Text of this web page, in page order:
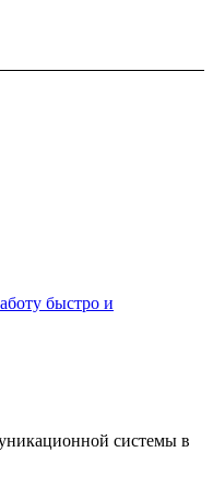
быстро и
системы в